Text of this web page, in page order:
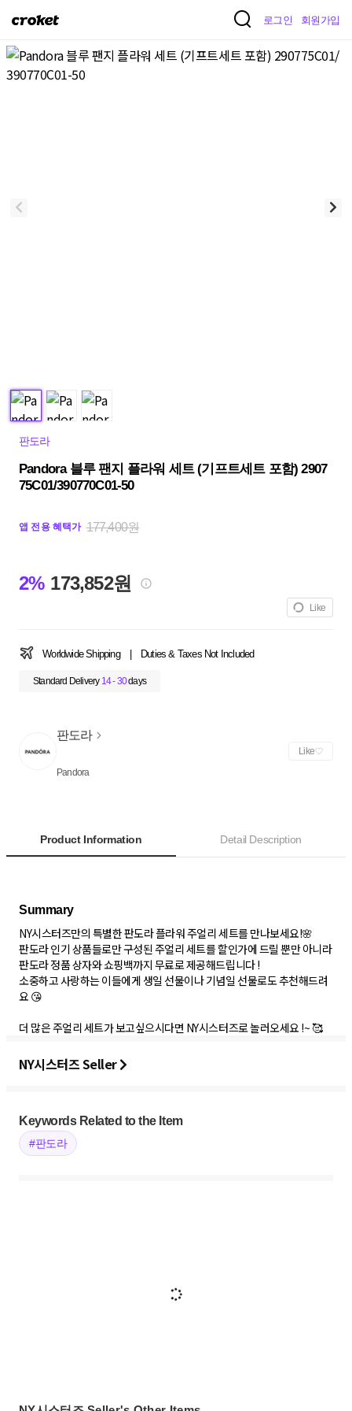
크
켓
로그인 회원가입
판도라
Pandora 블루 팬지 플라워 세트 (기프트세트 포함) 2907
75C01/390770C01-50
앱 전용 혜택가 177,400원
2% 173,852원
Like
Worldwide Shipping Duties & Taxes Not Included
Standard Delivery 14 - 30days
판도라
Pandora
Like
Product Information Detail Description
Summary
NY시스터즈만의 특별한 판도라 플라워 주얼리 세트를 만나보세요!🌸
판도라 인기 상품들로만 구성된 주얼리 세트를 할인가에 드릴 뿐만 아니라
판도라 정품 상자와 쇼핑백까지 무료로 제공해드립니다 !
소중하고 사랑하는 이들에게 생일 선물이나 기념일 선물로도 추천해드려
요 😘
더 많은 주얼리 세트가 보고싶으시다면 NY시스터즈로 놀러오세요 !~ 🥰
NY시스터즈 Seller
Keywords Related to the Item
#판도라